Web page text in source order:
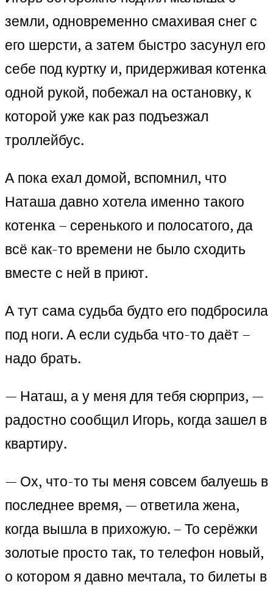
земли, одновременно смахивая снег с
его шерсти, а затем быстро засунул его
себе под куртку и, придерживая котенка
одной рукой, побежал на остановку, к
которой уже как раз подъезжал
троллейбус.
А пока ехал домой, вспомнил, что
Наташа давно хотела именно такого
котенка – серенького и полосатого, да
всё как-то времени не было сходить
вместе с ней в приют.
А тут сама судьба будто его подбросила
под ноги. А если судьба что-то даёт –
надо брать.
— Наташ, а у меня для тебя сюрприз, —
радостно сообщил Игорь, когда зашел в
квартиру.
— Ох, что-то ты меня совсем балуешь в
последнее время, — ответила жена,
когда вышла в прихожую. – То серёжки
золотые просто так, то телефон новый,
о котором я давно мечтала, то билеты в